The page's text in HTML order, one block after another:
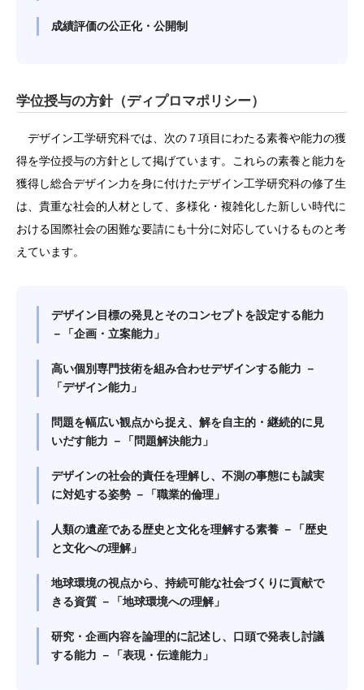
成績評価の公正化・公開制
学位授与の方針（ディプロマポリシー）
デザイン工学研究科では、次の７項目にわたる素養や能力の獲
得を学位授与の方針として掲げています。これらの素養と能力を
獲得し総合デザイン力を身に付けたデザイン工学研究科の修了生
は、貴重な社会的人材として、多様化・複雑化した新しい時代に
おける国際社会の困難な要請にも十分に対応していけるものと考
えています。
デザイン目標の発見とそのコンセプトを設定する能力
－「企画・立案能力」
高い個別専門技術を組み合わせデザインする能力 －
「デザイン能力」
問題を幅広い観点から捉え、解を自主的・継続的に見
いだす能力 －「問題解決能力」
デザインの社会的責任を理解し、不測の事態にも誠実
に対処する姿勢 －「職業的倫理」
人類の遺産である歴史と文化を理解する素養 －「歴史
と文化への理解」
地球環境の視点から、持続可能な社会づくりに貢献で
きる資質 －「地球環境への理解」
研究・企画内容を論理的に記述し、口頭で発表し討議
する能力 －「表現・伝達能力」